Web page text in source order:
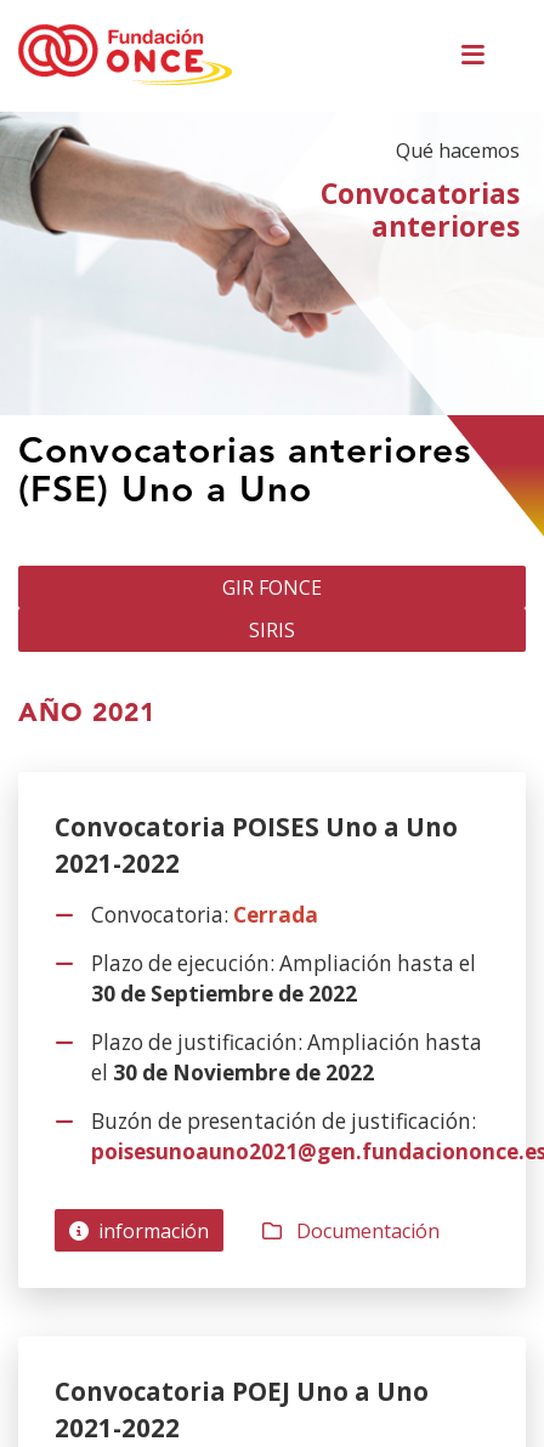
Qué hacemos
Convocatorias
anteriores
encuentras
en
Convocatorias anteriores
(FSE) Uno a Uno
GIR FONCE
(Abre
en
nueva
SIRIS
(Abre
AÑO 2021
Convocatoria POISES Uno a Uno
2021-2022
Convocatoria: Cerrada
Plazo de ejecución: Ampliación hasta el
30 de Septiembre de 2022
Plazo de justificación: Ampliación hasta
el 30 de Noviembre de 2022
Buzón de presentación de justificación:
información Documentación
Convocatoria POEJ Uno a Uno
2021-2022